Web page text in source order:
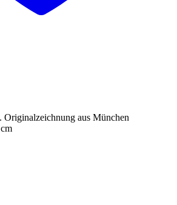
Originalzeichnung aus München